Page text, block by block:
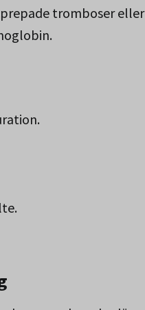
tromboser